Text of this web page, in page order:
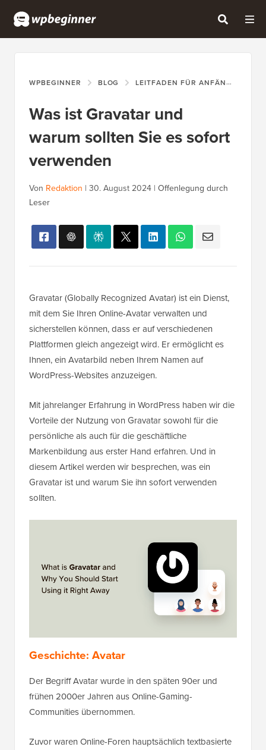
WPBEGINNER BLOG LEITFADEN FÜR ANFÄNGER
Was ist Gravatar und
warum sollten Sie es sofort
verwenden
Von Redaktion | 30. August 2024 | Offenlegung durch
Leser
Gravatar (Globally Recognized Avatar) ist ein Dienst,
mit dem Sie Ihren Online-Avatar verwalten und
sicherstellen können, dass er auf verschiedenen
Plattformen gleich angezeigt wird. Er ermöglicht es
Ihnen, ein Avatarbild neben Ihrem Namen auf
WordPress-Websites anzuzeigen.
Mit jahrelanger Erfahrung in WordPress haben wir die
Vorteile der Nutzung von Gravatar sowohl für die
persönliche als auch für die geschäftliche
Markenbildung aus erster Hand erfahren. Und in
diesem Artikel werden wir besprechen, was ein
Gravatar ist und warum Sie ihn sofort verwenden
sollten.
Geschichte: Avatar
Der Begriff Avatar wurde in den späten 90er und
frühen 2000er Jahren aus Online-Gaming-
Communities übernommen.
Zuvor waren Online-Foren hauptsächlich textbasierte